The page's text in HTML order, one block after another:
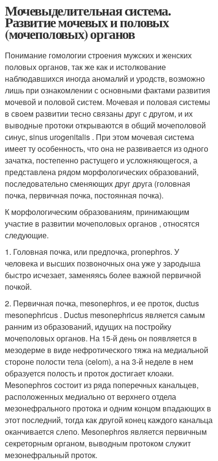
Мочевыделительная система.
Развитие мочевых и половых
(мочеполовых) органов
Понимание гомологии строения мужских и женских
половых органов, так же как и истолкование
наблюдавшихся иногда аномалий и уродств, возможно
лишь при ознакомлении с основными фактами развития
мочевой и половой систем. Мочевая и половая системы
в своем развитии тесно связаны друг с другом, и их
выводные протоки открываются в общий мочеполовой
синус, sinus urogenitalis . При этом мочевая система
имеет ту особенность, что она не развивается из одного
зачатка, постепенно растущего и усложняющегося, а
представлена рядом морфологических образований,
последовательно сменяющих друг друга (головная
почка, первичная почка, постоянная почка).
К морфологическим образованиям, принимающим
участие в развитии мочеполовых органов , относятся
следующие.
1. Головная почка, или предпочка, pronephros. У
человека и высших позвоночных она уже у зародыша
быстро исчезает, заменяясь более важной первичной
почкой.
2. Первичная почка, mesonephros, и ее проток, ductus
mesonephricus . Ductus mesonephricus является самым
ранним из образований, идущих на постройку
мочеполовых органов. На 15-й день он появляется в
мезодерме в виде нефротического тяжа на медиальной
стороне полости тела (celom), а на 3-й неделе в нем
образуется полость и проток достигает клоаки.
Mesonephros состоит из ряда поперечных канальцев,
расположенных медиально от верхнего отдела
мезонефрального протока и одним концом впадающих в
этот последний, тогда как другой конец каждого канальца
оканчивается слепо. Mesonephros является первичным
секреторным органом, выводным протоком служит
мезонефральный проток.